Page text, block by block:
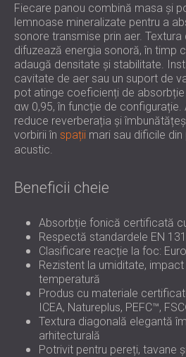
Fiecare panou combină masa și
lemnoase mineralizate pentru a
sonore transmise prin aer.
difuzează energia sonoră, în timp
adaugă densitate și stabilitate.
cavitate de aer sau un suport de
pot atinge coeficienți de
αw 0,95, în funcție de
reduce reverberația și
vorbirii în spații mari sau dificile
acustic.
Beneficii cheie
Absorbție fonică certificată
Respectă standardele EN
Clasificare reacție la foc:
Rezistent la umiditate,
temperatură
Produs cu materiale
ICEA, Natureplus, PEFC™,
Textura diagonală elegantă
arhitecturală
Potrivit pentru pereți, tavane